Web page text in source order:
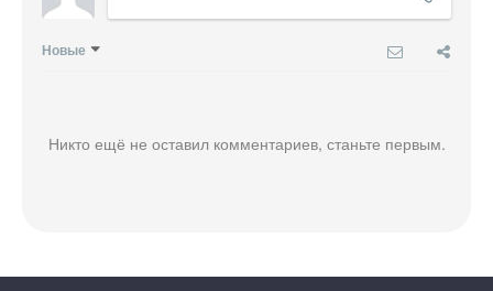
Новые
Никто ещё не оставил комментариев, станьте первым.